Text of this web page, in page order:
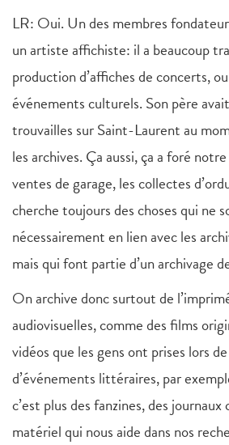
LR: Oui. Un des membres
un artiste affichiste: il a beaucoup
production d’affiches de concerts,
événements culturels. Son père
trouvailles sur Saint-Laurent au
les archives. Ça aussi, ça a foré
ventes de garage, les collectes
cherche toujours des choses qui ne
nécessairement en lien avec les
mais qui font partie d’un archivage
On archive donc surtout de
audiovisuelles, comme des films
vidéos que les gens ont prises lors
d’événements littéraires, par
c’est plus des fanzines, des
matériel qui nous aide dans nos